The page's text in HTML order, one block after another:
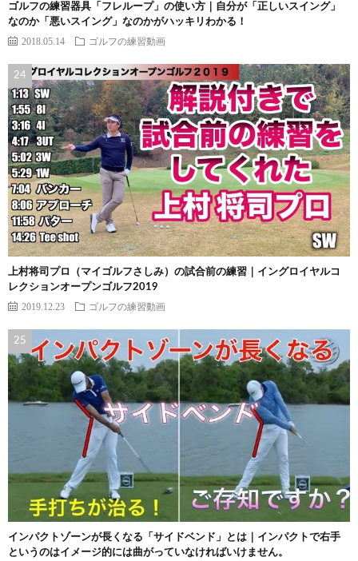
ゴルフの練習器具「フレループ」の使い方｜自分が「正しいスイング」
なのか「悪いスイング」なのかがハッキリわかる！
2018.05.14 ゴルフの練習動画
上村将司プロ（マイゴルフさしみ）の試合前の練習｜イングロイヤルコ
レクションオープンゴルフ2019
2019.12.23 ゴルフの練習動画
インパクトゾーンが長くなる「サイドベンド」とは｜インパクトで右手
というのはイメージ的には曲がっていなければいけません。